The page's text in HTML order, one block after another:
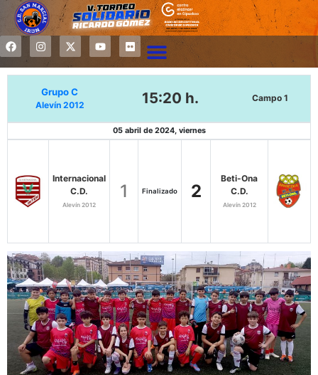
Grupo C
Alevín 2012 15:20 h. Campo 1
05 abril de 2024, viernes
Internacional
C.D.
Alevín 2012
1 Finalizado 2
Beti-Ona
C.D.
Alevín 2012